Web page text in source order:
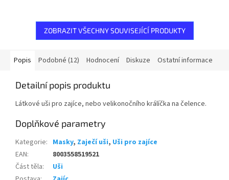
ZOBRAZIT VŠECHNY SOUVISEJÍCÍ PRODUKTY
Popis Podobné (12) Hodnocení Diskuze Ostatní informace
Detailní popis produktu
Látkové uši pro zajíce, nebo velikonočního králíčka na čelence.
Doplňkové parametry
Kategorie: Masky, Zaječí uši, Uši pro zajíce
EAN:
8003558519521
Část těla:
Uši